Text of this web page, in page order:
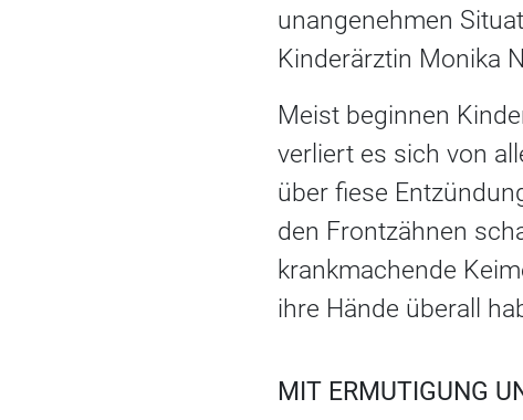
unangenehmen
Kinderärztin Monika
Meist beginnen
verliert es sich von
über fiese
den Frontzähnen
krankmachende
ihre Hände überall
MIT ERMUTIGUNG